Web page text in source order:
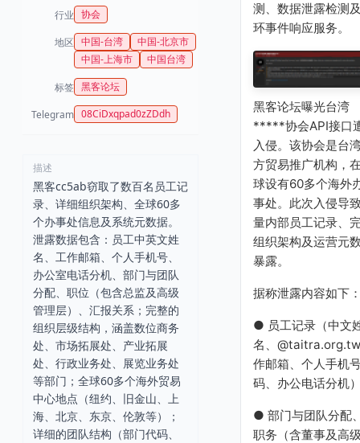
行业 协会
地区 中国-台湾
中国-北京市
中国-上海市
中国台湾
标签 黑客论坛
Telegram 08CiDxqpad0zZDdh
描述
黑客cc5ab窃取了数百名员工记
录、详细组织架构、全球60多
个办事处信息及系统元数据。
泄露数据包含：员工中英文姓
名、工作邮箱、个人手机号、
办公室电话分机、部门与团队
分配、职位（包含总监及高级
管理层）、汇报关系；完整的
组织层级结构，涵盖数位商务
处、市场拓展处、产业拓展
处、行政业务处、展览业务处
等部门；全球60多个海外贸易
中心地点（纽约、旧金山、上
海、北京、东京、伦敦等）；
详细的团队结构（部门代码、
测、数据泄露检测
环事件响应服务。
黑客论坛曝光台湾
*****协会API接口
入侵。该协会是台
方贸易推广机构，
球设有60多个海外
事处。此次入侵导
量内部员工记录、
组织架构及运营元
暴露。
据称泄露内容如下
● 员工记录（中文
名、
作邮箱、个人手机
码、办公电话分机
● 部门与团队分配
职务（含董事及高